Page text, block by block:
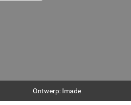
Ontwerp: Imade